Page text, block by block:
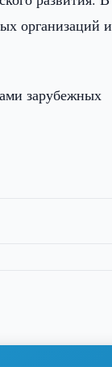
организаций и
зарубежных